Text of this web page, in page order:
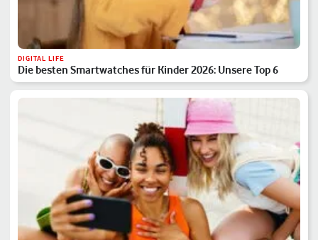
DIGITAL LIFE
Die besten Smartwatches für Kinder 2026: Unsere Top 6